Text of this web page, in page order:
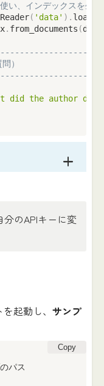
い、インデックスを生成
( 'data' ) .
. from_documents (
）
did the author do
分のAPIキーに変
起動し、 サンプ
Copy
パス